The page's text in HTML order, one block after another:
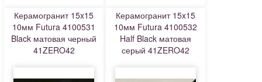
Керамогранит 15x15
10мм Futura 4100531
Black матовая черный
41ZERO42
Керамогранит 15x15
10мм Futura 4100532
Half Black матовая
серый 41ZERO42